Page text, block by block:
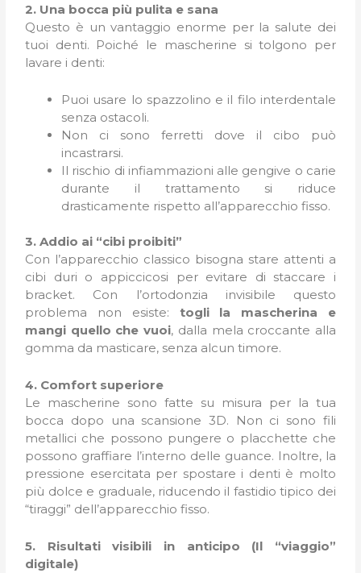
2. Una bocca più pulita e sana
Questo è un vantaggio enorme per la salute dei
tuoi denti. Poiché le mascherine si tolgono per
lavare i denti:
Puoi usare lo spazzolino e il filo interdentale
senza ostacoli.
Non ci sono ferretti dove il cibo può
incastrarsi.
Il rischio di infiammazioni alle gengive o carie
durante il trattamento si riduce
drasticamente rispetto all’apparecchio fisso.
3. Addio ai “cibi proibiti”
Con l’apparecchio classico bisogna stare attenti a
cibi duri o appiccicosi per evitare di staccare i
bracket. Con l’ortodonzia invisibile questo
problema non esiste: togli la mascherina e
mangi quello che vuoi, dalla mela croccante alla
gomma da masticare, senza alcun timore.
4. Comfort superiore
Le mascherine sono fatte su misura per la tua
bocca dopo una scansione 3D. Non ci sono fili
metallici che possono pungere o placchette che
possono graffiare l’interno delle guance. Inoltre, la
pressione esercitata per spostare i denti è molto
più dolce e graduale, riducendo il fastidio tipico dei
“tiraggi” dell’apparecchio fisso.
5. Risultati visibili in anticipo (Il “viaggio”
digitale)